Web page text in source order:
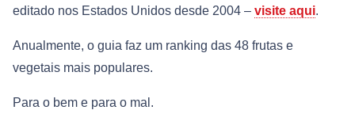
editado nos Estados Unidos desde 2004 – visite aqui.
Anualmente, o guia faz um ranking das 48 frutas e
vegetais mais populares.
Para o bem e para o mal.